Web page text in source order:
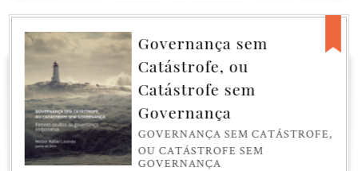
Governança sem
Catástrofe, ou
Catástrofe sem
Governança
GOVERNANÇA SEM CATÁSTROFE,
OU CATÁSTROFE SEM
GOVERNANÇA